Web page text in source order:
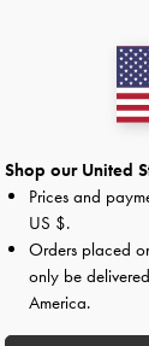
Shop our United
Prices and
US $.
Orders placed
only be
America.